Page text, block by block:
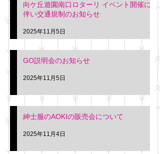
を行います。 神奈川個人
タクシー協同組合 専務 佐
久間
向ケ丘遊園南口ロターリ イベント開催に
伴い交通規制のお知らせ
2025年11月5日
GO説明会のお知らせ
2025年11月5日
紳士服のAOKIの販売会について
2025年11月4日